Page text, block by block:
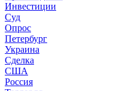
Инвестиции
Суд
Опрос
Петербург
Украина
Сделка
США
Россия